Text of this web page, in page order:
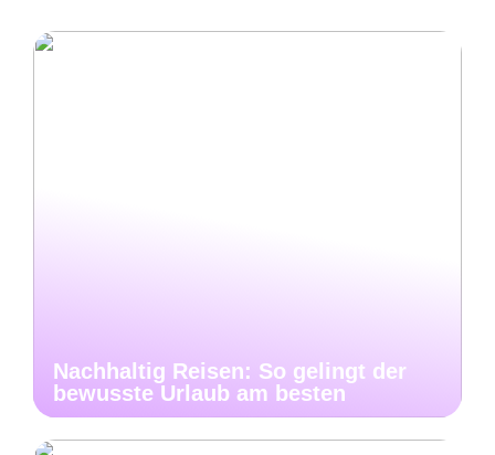
Nachhaltig Reisen: So gelingt der
bewusste Urlaub am besten